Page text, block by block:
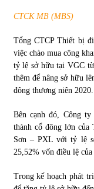
vốn
CTCK MB (MBS)
Tổng CTCP Thiết bị
việc chào mua công
tỷ lệ sở hữu tại VGC
thêm để nâng sở hữu
đông thương niên 2020.
Bên cạnh đó, Công
thành cổ đông lớn
Sơn – PXL với tỷ lệ
25,52% vốn điều lệ
Trong kế hoạch phát